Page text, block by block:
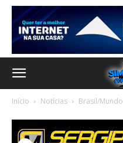
Início Notícias Brasil/Mundo